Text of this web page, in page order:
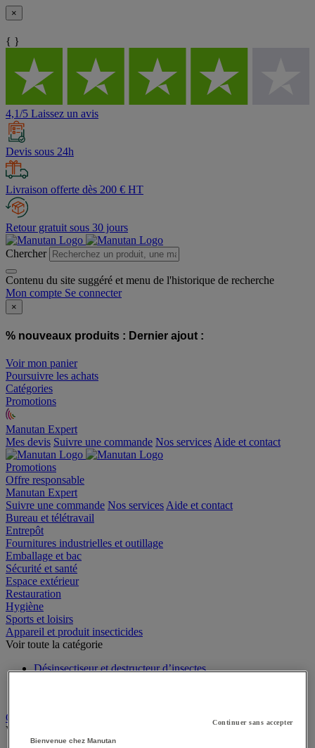
×
{ }
4,1/5 Laissez un avis
Devis sous 24h
Livraison offerte dès 200 € HT
Retour gratuit sous 30 jours
Chercher
Contenu du site suggéré et menu de l'historique de recherche
Mon compte Se connecter
×
% nouveaux produits : Dernier ajout :
Voir mon panier
Poursuivre les achats
Catégories
Promotions
Manutan Expert
offre reconditionnée
Mes devis Suivre une commande Nos services
Promotions
Offre responsable
Manutan Expert
Suivre une commande
Bureau et télétravail
Entrepôt
Fournitures industrielles et outillage
Emballage et bac
Sécurité et santé
Espace extérieur
Restauration
Hygiène
Sports et loisirs
Appareil et produit insecticides
Chariot à linge et armoire à linge
Voir toute la catégorie
Continuer sans accepter
Bienvenue chez Manutan